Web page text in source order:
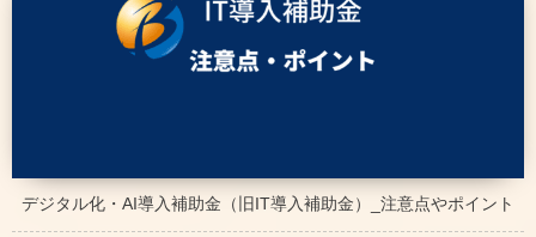
デジタル化・AI導入補助金（旧IT導入補助金）_注意点やポイント